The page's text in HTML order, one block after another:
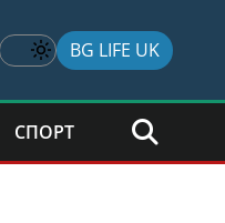
BG LIFE UK
СПОРТ